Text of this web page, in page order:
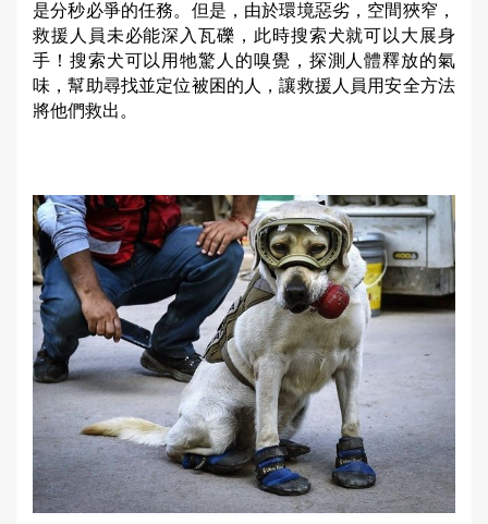
是分秒必爭的任務。但是，由於環境惡劣，空間狹窄，
救援人員未必能深入瓦礫，此時搜索犬就可以大展身
手！搜索犬可以用牠驚人的嗅覺，探測人體釋放的氣
味，幫助尋找並定位被困的人，讓救援人員用安全方法
將他們救出。